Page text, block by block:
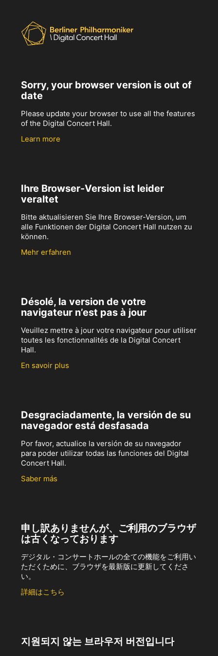
Sorry, your browser version is out of
date
Please update your browser to use all the features
of the Digital Concert Hall.
Learn more
Ihre Browser-Version ist leider
veraltet
Bitte aktualisieren Sie Ihre Browser-Version, um
alle Funktionen der Digital Concert Hall nutzen zu
können.
Mehr erfahren
Désolé, la version de votre
navigateur n’est pas à jour
Veuillez mettre à jour votre navigateur pour utiliser
toutes les fonctionnalités de la Digital Concert
Hall.
En savoir plus
Desgraciadamente, la versión de su
navegador está desfasada
Por favor, actualice la versión de su navegador
para poder utilizar todas las funciones del Digital
Concert Hall.
Saber más
申し訳ありませんが、ご利用のブラウザ
は古くなっております
デジタル・コンサートホールの全ての機能をご利用い
ただくために、ブラウザを最新版に更新してくださ
い。
詳細はこちら
지원되지 않는 브라우저 버전입니다